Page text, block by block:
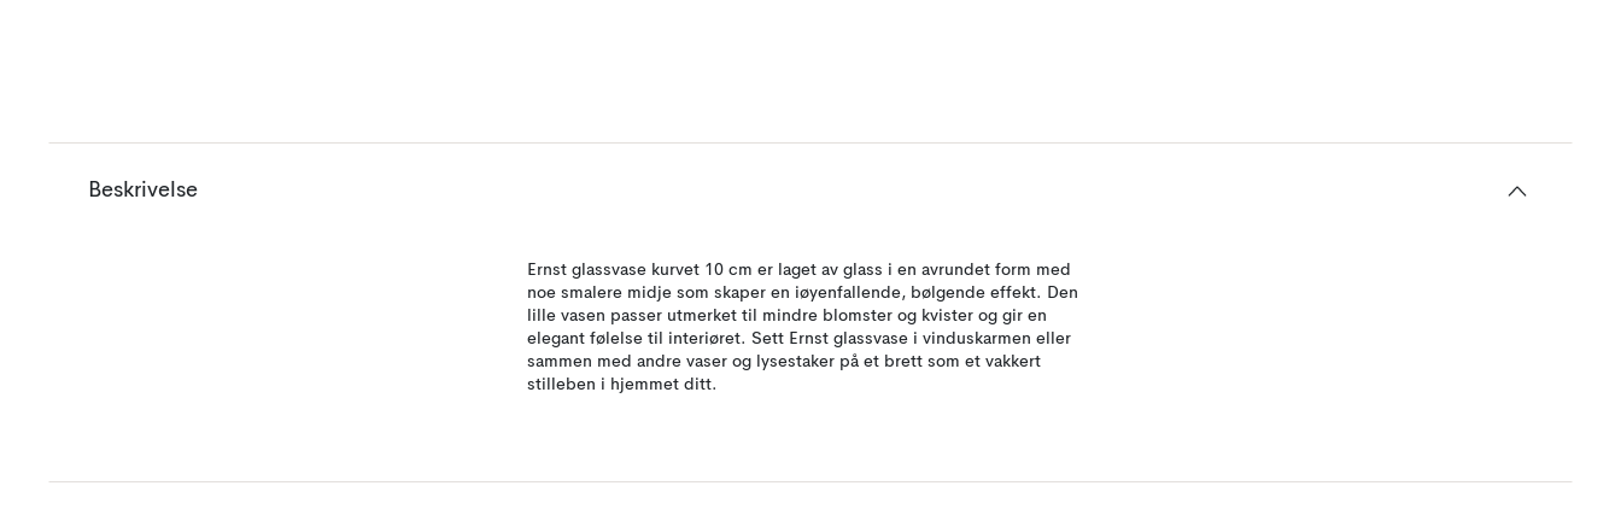
Beskrivelse
Ernst glassvase kurvet 10 cm er laget av glass i en avrundet form med
noe smalere midje som skaper en iøyenfallende, bølgende effekt. Den
lille vasen passer utmerket til mindre blomster og kvister og gir en
elegant følelse til interiøret. Sett Ernst glassvase i vinduskarmen eller
sammen med andre vaser og lysestaker på et brett som et vakkert
stilleben i hjemmet ditt.